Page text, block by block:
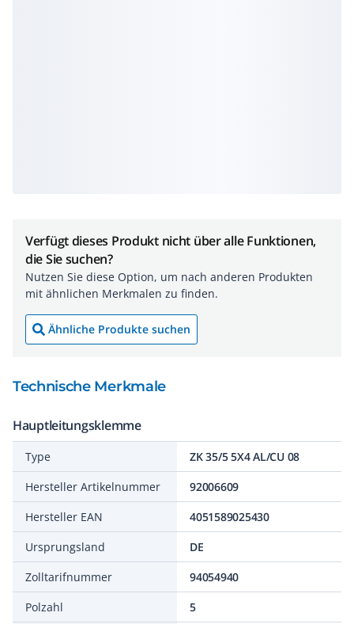
Verfügt dieses Produkt nicht über alle Funktionen,
die Sie suchen?
Nutzen Sie diese Option, um nach anderen Produkten
mit ähnlichen Merkmalen zu finden.
Ähnliche Produkte suchen
Technische Merkmale
Hauptleitungsklemme
Type
ZK 35/5 5X4 AL/CU 08
Hersteller Artikelnummer
92006609
Hersteller EAN
4051589025430
Ursprungsland
DE
Zolltarifnummer
94054940
Polzahl
5